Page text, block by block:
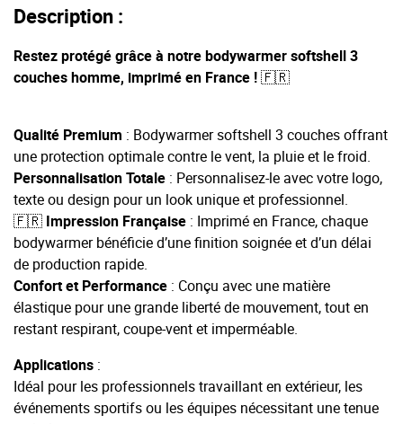
Description :
Restez protégé grâce à notre bodywarmer softshell 3
couches homme, imprimé en France ! 🇫🇷
Qualité Premium : Bodywarmer softshell 3 couches offrant
une protection optimale contre le vent, la pluie et le froid.
Personnalisation Totale : Personnalisez-le avec votre logo,
texte ou design pour un look unique et professionnel.
🇫🇷 Impression Française : Imprimé en France, chaque
bodywarmer bénéficie d’une finition soignée et d’un délai
de production rapide.
Confort et Performance : Conçu avec une matière
élastique pour une grande liberté de mouvement, tout en
restant respirant, coupe-vent et imperméable.
Applications :
Idéal pour les professionnels travaillant en extérieur, les
événements sportifs ou les équipes nécessitant une tenue